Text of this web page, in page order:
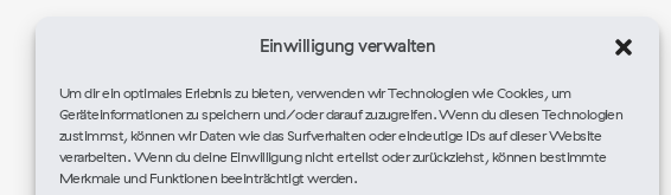
Einwilligung verwalten
Um dir ein optimales Erlebnis zu bieten, verwenden wir Technologien wie Cookies, um
Geräteinformationen zu speichern und/oder darauf zuzugreifen. Wenn du diesen Technologien
zustimmst, können wir Daten wie das Surfverhalten oder eindeutige IDs auf dieser Website
verarbeiten. Wenn du deine Einwilligung nicht erteilst oder zurückziehst, können bestimmte
Merkmale und Funktionen beeinträchtigt werden.